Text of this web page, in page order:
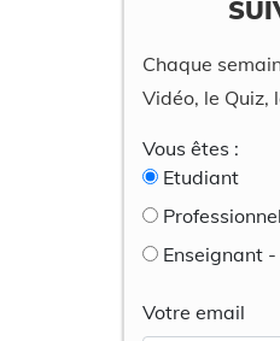
Chaque
Vidéo, le Quiz,
Vous êtes :
Etudiant
Enseignant
Votre email